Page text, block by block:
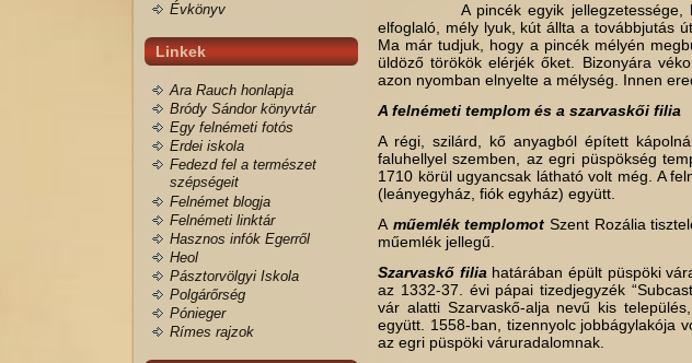
Évkönyv
Linkek
Ara Rauch honlapja
Bródy Sándor könyvtár
Egy felnémeti fotós
Erdei iskola
Fedezd fel a természet
szépségeit
Felnémet blogja
Felnémeti linktár
Hasznos infók Egerről
Heol
Pásztorvölgyi Iskola
Polgárőrség
Pónieger
Rímes rajzok
A pincék egyik jellegzetessége,
elfoglaló, mély lyuk, kút állta a továbbjutás
Ma már tudjuk, hogy a pincék mélyén
üldöző törökök elérjék őket. Bizonyára
azon nyomban elnyelte a mélység. Innen
A felnémeti templom és a szarvaskői filia
A régi, szilárd, kő anyagból épített
faluhellyel szemben, az egri püspökség
1710 körül ugyancsak látható volt még. A
(leányegyház, fiók egyház) együtt.
A műemlék templomot Szent Rozália
műemlék jellegű.
Szarvaskő filia határában épült püspöki
az 1332-37. évi pápai tizedjegyzék
vár alatti Szarvaskő-alja nevű kis
együtt. 1558-ban, tizennyolc jobbágylakója
az egri püspöki váruradalomnak.